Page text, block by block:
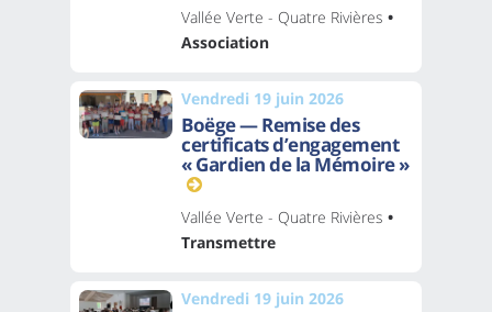
Vallée Verte - Quatre Rivières •
Association
Vendredi 19 juin 2026
Boëge — Remise des
certificats d’engagement
« Gardien de la Mémoire »
Vallée Verte - Quatre Rivières •
Transmettre
Vendredi 19 juin 2026